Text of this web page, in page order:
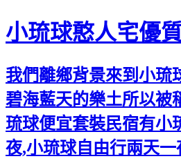
小琉球憨人宅優
我們離鄉背景來到小琉
碧海藍天的樂土所以被
琉球便宜套裝民宿有小
夜,小琉球自由行兩天一